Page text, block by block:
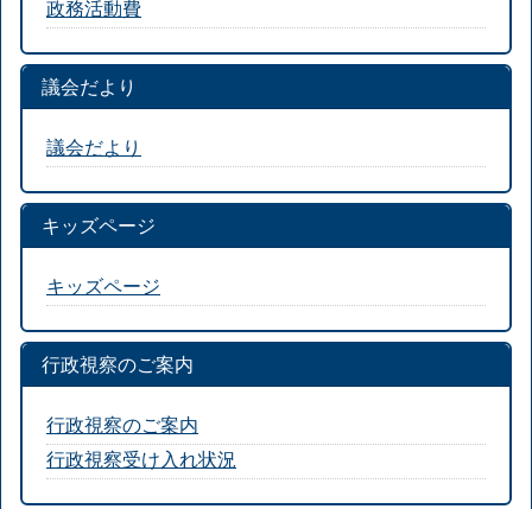
政務活動費
議会だより
議会だより
キッズページ
キッズページ
行政視察のご案内
行政視察のご案内
行政視察受け入れ状況